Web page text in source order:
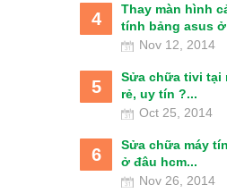
4
Thay màn hình
tính bảng asus
Nov 12, 2014
5
Sửa chữa tivi tại
rẻ, uy tín ?...
Oct 25, 2014
6
Sửa chữa máy
ở đâu hcm...
Nov 26, 2014